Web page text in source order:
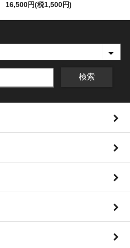
16,500円(税1,500円)
検索